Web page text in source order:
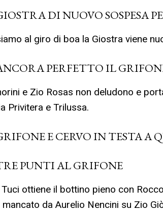
DI NUOVO SOSPESA
al giro di boa la Giostra viene
PERFETTO IL
e Zio Rosas non deludono e
Privitera e Trilussa.
E CERVO IN TESTA A
PUNTI AL GRIFONE
ottiene il bottino pieno con
da Aurelio Nencini su Zio